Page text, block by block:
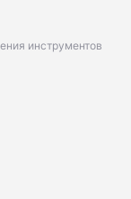
инструментов